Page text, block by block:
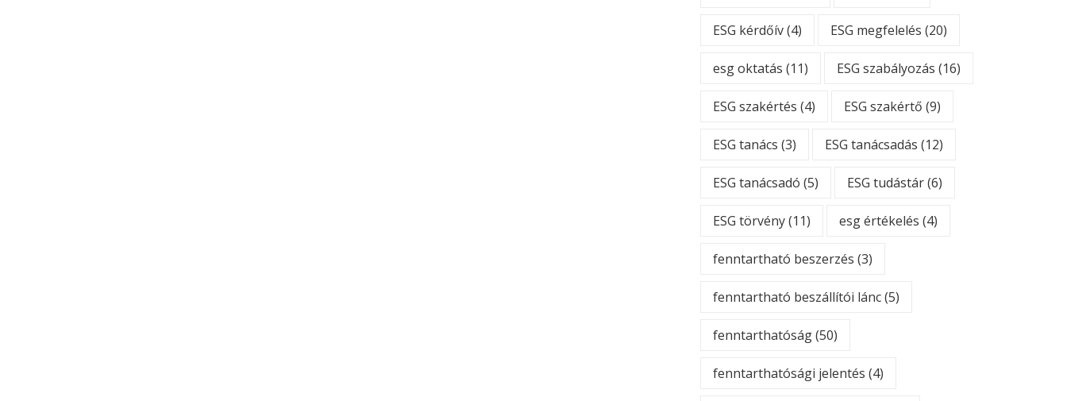
ESG kérdőív(4) ESG megfelelés (20)
esg oktatás (11) ESG szabályozás (16)
ESG szakértés (4) ESG szakértő (9)
ESG tanács (3) ESG tanácsadás (12)
ESG tanácsadó (5) ESG tudástár(6)
ESG törvény(11) esg értékelés (4)
fenntartható beszerzés (3)
fenntartható beszállítói lánc(5)
fenntarthatóság(50)
fenntarthatósági jelentés (4)